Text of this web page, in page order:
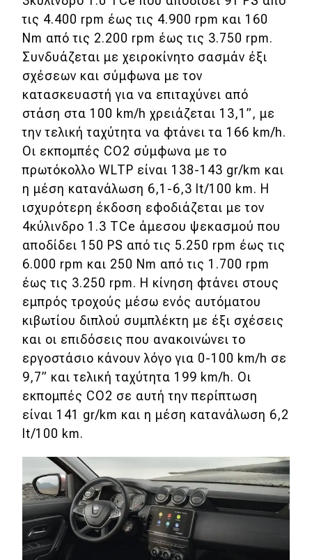
Πρωτότυπα
Ελλάδα
Κόσμος
Τεχνολογία
Ασφάλεια
Αγορά
Απόψεις
Test Drive
Δοκιμή
Αποστολή
Συγκρίνουμε
Αγώνες
Formula 1
WRC
Motorsport
Eco
Νέα
Τεχνολογία
τις 4.400 rpm έως τις 4.900 rpm και 160
Nm από τις 2.200 rpm έως τις 3.750 rpm.
Συνδυάζεται με χειροκίνητο σασμάν έξι
σχέσεων και σύμφωνα με τον
κατασκευαστή για να επιταχύνει από
στάση στα 100 km/h χρειάζεται 13,1”, με
την τελική ταχύτητα να φτάνει τα 166 km/h.
Οι εκπομπές CO2 σύμφωνα με το
πρωτόκολλο WLTP είναι 138-143 gr/km και
η μέση κατανάλωση 6,1-6,3 lt/100 km. H
ισχυρότερη έκδοση εφοδιάζεται με τον
4κύλινδρο 1.3 TCe άμεσου ψεκασμού που
αποδίδει 150 PS από τις 5.250 rpm έως τις
6.000 rpm και 250 Nm από τις 1.700 rpm
έως τις 3.250 rpm. Η κίνηση φτάνει στους
εμπρός τροχούς μέσω ενός αυτόματου
κιβωτίου διπλού συμπλέκτη με έξι σχέσεις
και οι επιδόσεις που ανακοινώνει το
εργοστάσιο κάνουν λόγο για 0-100 km/h σε
9,7” και τελική ταχύτητα 199 km/h. Οι
εκπομπές CO2 σε αυτή την περίπτωση
είναι 141 gr/km και η μέση κατανάλωση 6,2
lt/100 km.